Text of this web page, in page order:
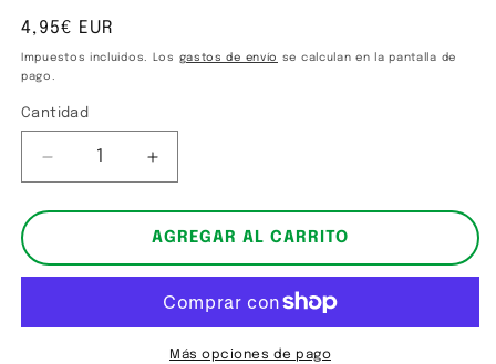
Precio
habitual
4,95€ EUR
Impuestos incluidos. Los gastos de envío se calculan en la pantalla de
pago.
Cantidad
Cantidad
Reducir
cantidad
para
labial
ALOE
TEA
Aumentar
cantidad
para
Stick
labial
ALOE
con
TEA
TREE
AGREGAR AL CARRITO
Más opciones de pago